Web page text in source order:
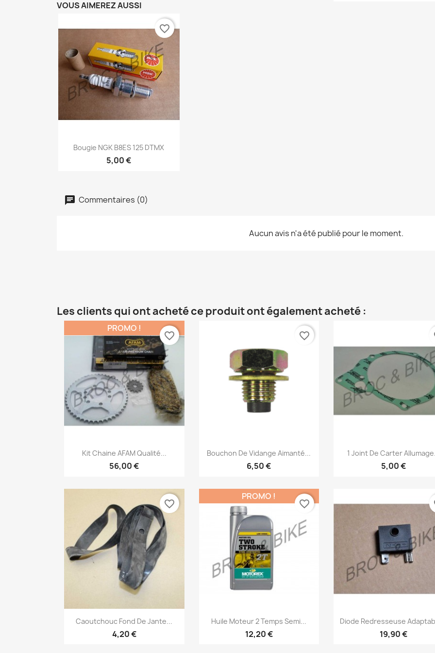
VOUS AIMEREZ AUSSI
 Aperçu rapide
Bougie NGK B8ES 125 DTMX
5,00 €
favorite_border
Commentaires (0)
Aucun avis n'a été publié pour le moment.
Les clients qui ont acheté ce produit ont également acheté :
Aperçu rapide
Kit Chaine AFAM Qualité...
56,00 €
PROMO !
favorite_border
 Aperçu rapide
Bouchon De Vidange Aimanté...
6,50 €
favorite_border
Aperçu rapide
1 Joint De Carter
5,00 €
Aperçu rapide
Caoutchouc Fond De Jante...
4,20 €
favorite_border
Aperçu rapide
Huile Moteur 2 Temps Semi...
12,20 €
PROMO !
favorite_border
Aperçu rapide
Diode Redresseuse
19,90 €